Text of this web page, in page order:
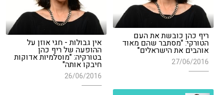
ריף כהן כובשת את העם
הטורקי: "מסתבר שהם מאוד
אוהבים את הישראלים"
27/06/2016
אין גבולות - חגי אוזן על
ההופעה של ריף כהן
בטורקיה: "מוסלמיות אדוקות
חיבקו אותה"
26/06/2016